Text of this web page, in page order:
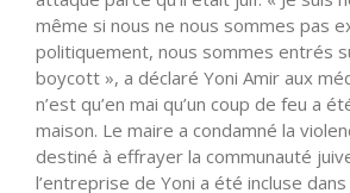
même si nous ne nous sommes pas
politiquement, nous sommes entrés
boycott », a déclaré Yoni Amir aux
n’est qu’en mai qu’un coup de feu a
maison. Le maire a condamné la
destiné à effrayer la communauté
l’entreprise de Yoni a été incluse